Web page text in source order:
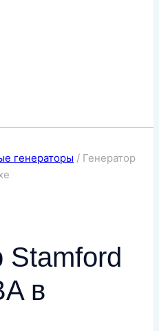
генераторы / Генератор
Stamford
в